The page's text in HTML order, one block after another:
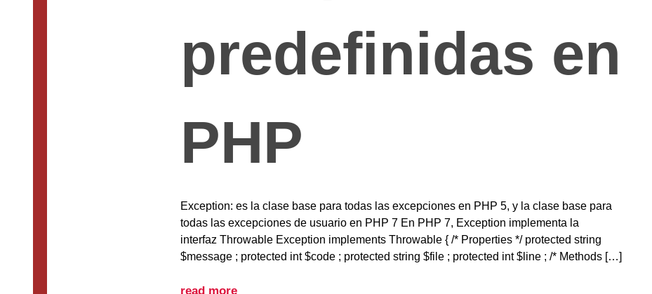
predefinidas en
PHP
Exception: es la clase base para todas las excepciones en PHP 5, y la clase base para
todas las excepciones de usuario en PHP 7 En PHP 7, Exception implementa la
interfaz Throwable Exception implements Throwable { /* Properties */ protected string
$message ; protected int $code ; protected string $file ; protected int $line ; /* Methods […]
read more